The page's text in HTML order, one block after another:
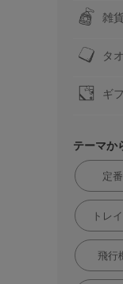
雑
タ
ギ
テーマか
定番
トレ
飛行